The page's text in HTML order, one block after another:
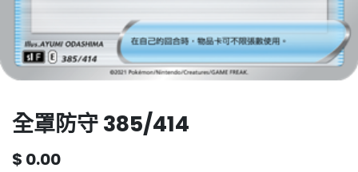
全罩防守 385/414
$ 0.00